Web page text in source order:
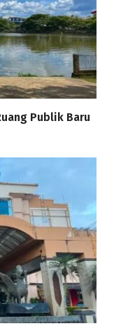
Publik Baru